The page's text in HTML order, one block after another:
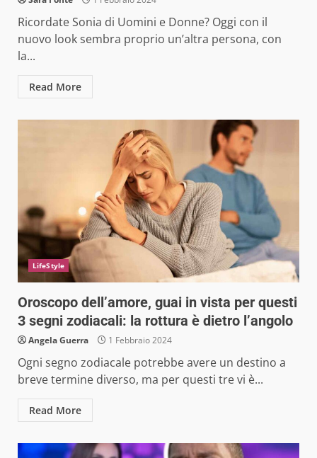
Ricordate Sonia di Uomini e Donne? Oggi con il
nuovo look sembra proprio un’altra persona, con
la...
Read More
LifeStyle
Oroscopo dell’amore, guai in vista per questi
3 segni zodiacali: la rottura è dietro l’angolo
Angela Guerra 1 Febbraio 2024
Ogni segno zodiacale potrebbe avere un destino a
breve termine diverso, ma per questi tre vi è...
Read More